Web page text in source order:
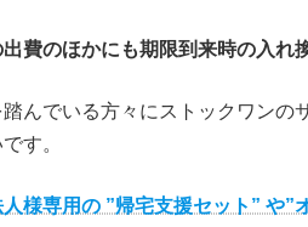
費のほかにも期限到来時の入れ
んでいる方々にストックワンの
す。
人様専用の ”帰宅支援セット” や”